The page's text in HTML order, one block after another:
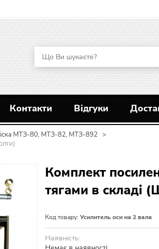
Контакти Відгуки
МТЗ-80, МТЗ-82, МТЗ-892 >
Комплект
тягами в складі
Код товару: Усилитель оси на 2 вала
Наявність: